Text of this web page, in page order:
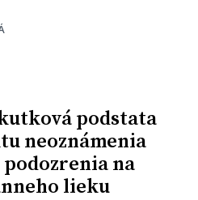
podstata
neoznámenia
na
lieku